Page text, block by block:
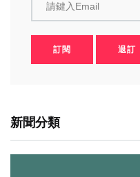
請鍵入Email
訂閱 退訂
新聞分類